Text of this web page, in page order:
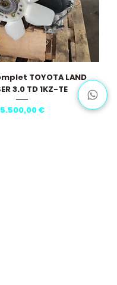
TOYOTA LAND
3.0 TD 1KZ-TE
Pris
5.500,00 €